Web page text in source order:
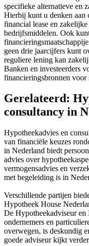
specifieke alternatieve en
Hierbij kunt u denken
financial lease en
bedrijfsmiddelen. Ook
geen drie jaarcijfers kunt
reguliere lening kan
Banken en investeerders
financieringsbronnen voor
Gerelateerd:
consultancy in
Hypotheekadvies en
van financiële keuzes
in Nederland biedt
advies over
vermogensadvies en
met begeleiding is in
Verschillende partijen
Hypotheek House
De Hypotheekadviseur
ondernemers en
overwegen, is deskundig
goede adviseur kijkt